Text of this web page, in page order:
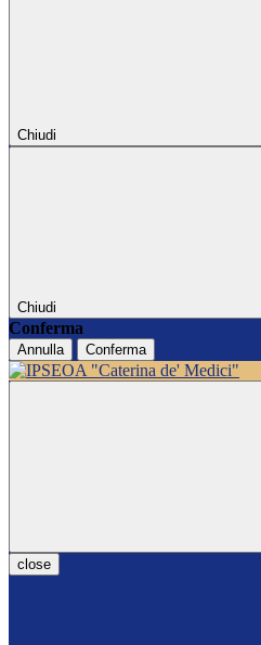
Chiudi
Chiudi
Conferma
Annulla Conferma
close